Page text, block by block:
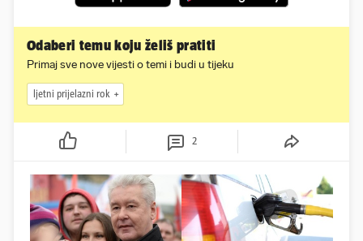
Odaberi temu koju želiš pratiti
Primaj sve nove vijesti o temi i budi u tijeku
ljetni prijelazni rok
2